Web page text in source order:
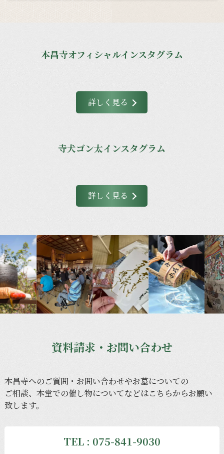
本昌寺オフィシャルインスタグラム
詳しく見る
寺犬ゴン太インスタグラム
詳しく見る
資料請求・お問い合わせ
本昌寺へのご質問・ お問い合わせやお墓についての
ご相談、 本堂での催し物についてなどはこちらからお願い
致します。
TEL : 075-841-9030